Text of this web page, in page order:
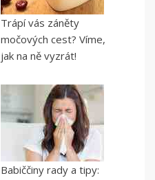
Trápí vás záněty
močových cest? Víme,
jak na ně vyzrát!
Babiččiny rady a tipy: